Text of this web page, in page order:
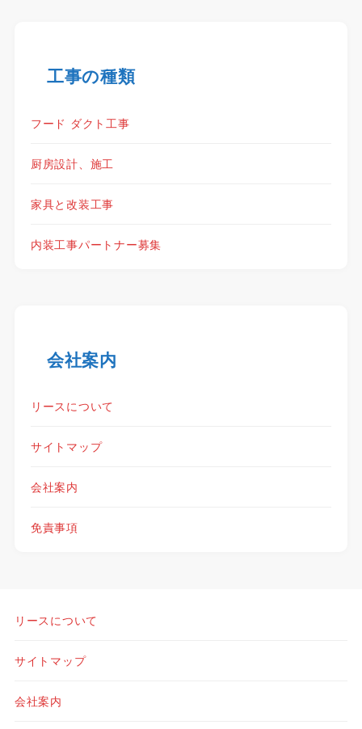
工事の種類
フード ダクト工事
厨房設計、施工
家具と改装工事
内装工事パートナー募集
会社案内
リースについて
サイトマップ
会社案内
免責事項
リースについて
サイトマップ
会社案内